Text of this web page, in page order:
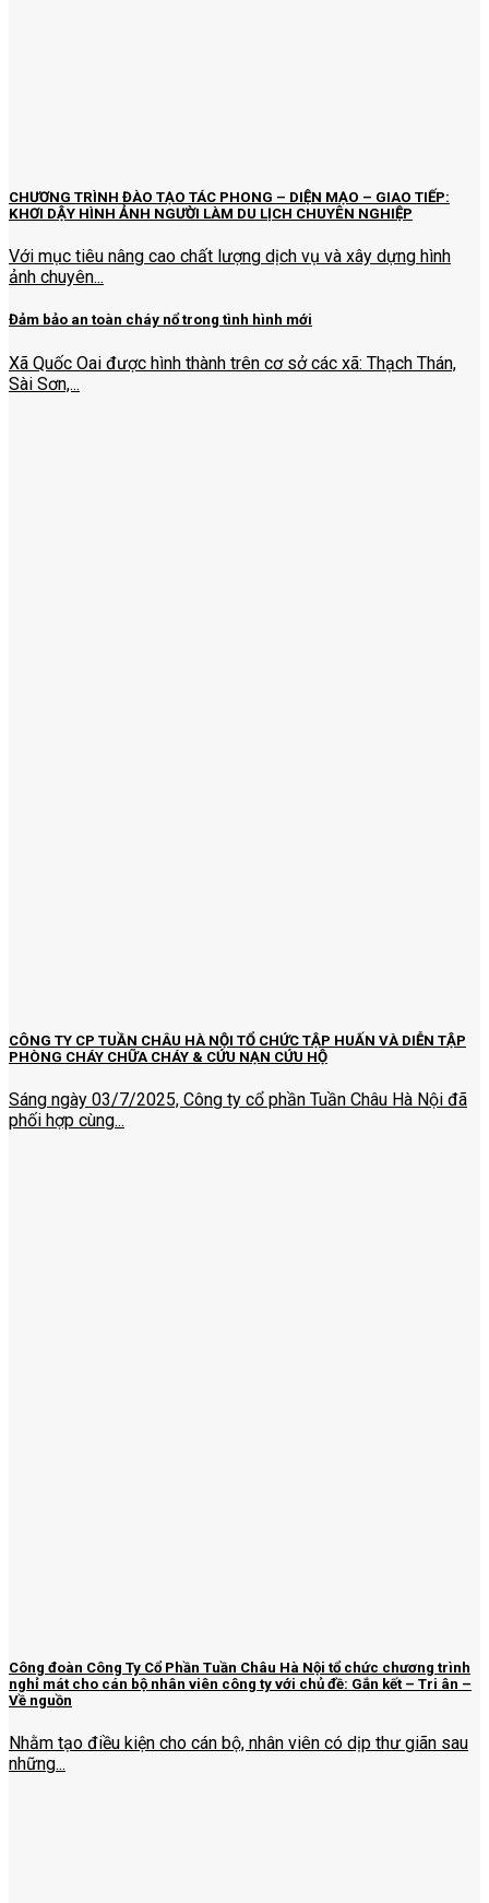
CHƯƠNG TRÌNH ĐÀO TẠO TÁC PHONG – DIỆN MẠO – GIAO TIẾP:
KHƠI DẬY HÌNH ẢNH NGƯỜI LÀM DU LỊCH CHUYÊN NGHIỆP
Với mục tiêu nâng cao chất lượng dịch vụ và xây dựng hình
ảnh chuyên...
Đảm bảo an toàn cháy nổ trong tình hình mới
Xã Quốc Oai được hình thành trên cơ sở các xã: Thạch Thán,
Sài Sơn,...
CÔNG TY CP TUẦN CHÂU HÀ NỘI TỔ CHỨC TẬP HUẤN VÀ DIỄN TẬP
PHÒNG CHÁY CHỮA CHÁY & CỨU NẠN CỨU HỘ
Sáng ngày 03/7/2025, Công ty cổ phần Tuần Châu Hà Nội đã
phối hợp cùng...
Công đoàn Công Ty Cổ Phần Tuần Châu Hà Nội tổ chức chương trình
nghỉ mát cho cán bộ nhân viên công ty với chủ đề: Gắn kết – Tri ân –
Về nguồn
Nhằm tạo điều kiện cho cán bộ, nhân viên có dịp thư giãn sau
những...